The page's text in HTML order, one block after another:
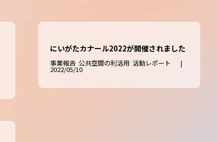
にいがたカナール2022が開催されました
事業報告 公共空間の利活用 活動レポート |
2022/05/10